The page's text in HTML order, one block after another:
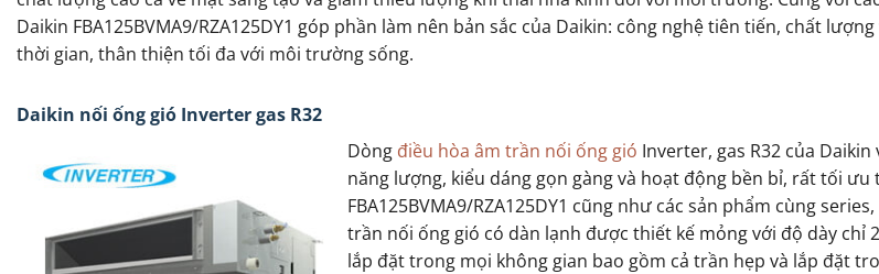
Daikin FBA125BVMA9/RZA125DY1 góp phần làm nên bản sắc của Daikin: công nghệ tiên tiến, chất
thời gian, thân thiện tối đa với môi trường sống.
Daikin nối ống gió Inverter gas R32
Dòng điều hòa âm trần nối ống gió Inverter, gas R32 của
năng lượng, kiểu dáng gọn gàng và hoạt động bền bỉ, rất tối ưu
FBA125BVMA9/RZA125DY1 cũng như các sản phẩm cùng
trần nối ống gió có dàn lạnh được thiết kế mỏng với độ dày chỉ
lắp đặt trong mọi không gian bao gồm cả trần hẹp và lắp đặt